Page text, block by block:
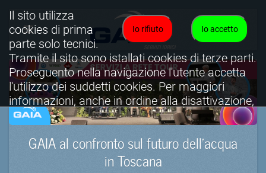
GAIA al confronto sul futuro dell’acqua
in Toscana
Io accetto
Io rifiuto
Il sito utilizza
cookies di prima
parte solo tecnici.
Tramite il sito sono istallati cookies di terze parti.
Proseguento nella navigazione l'utente accetta
l'utilizzo dei suddetti cookies. Per maggiori
informazioni, anche in ordine alla disattivazione,
è possibile consultare l'informativa cookies
completa.
Visualizza informativa completa.